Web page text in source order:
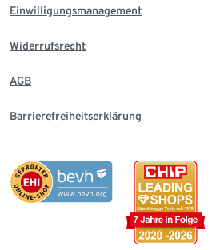
Einwilligungsmanagement
Widerrufsrecht
AGB
Barrierefreiheitserklärung